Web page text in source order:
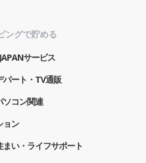
ングで貯める
サービス
パート・TV通販
ソコン関連
ョン
まい・ライフサポート